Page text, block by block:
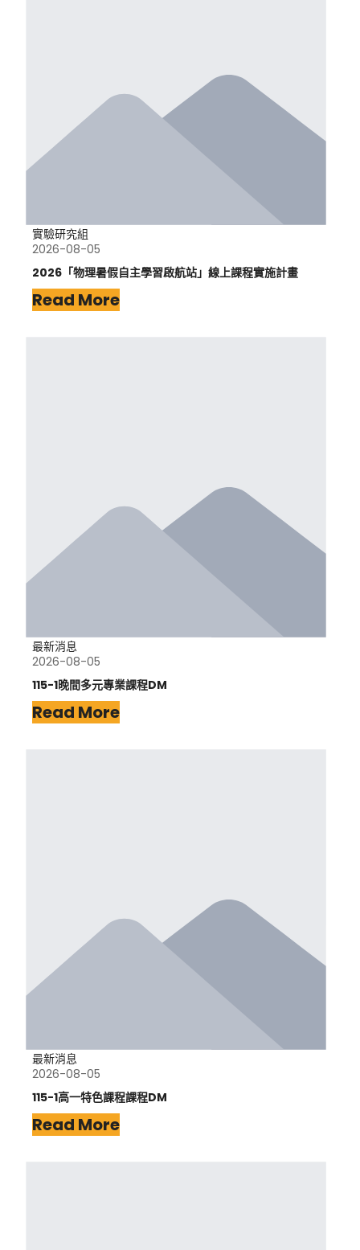
實驗研究組
2026-08-05
2026「物理暑假自主學習啟航站」線上課程實施計畫
Read More
最新消息
2026-08-05
115-1晚間多元專業課程DM
Read More
最新消息
2026-08-05
115-1高一特色課程課程DM
Read More